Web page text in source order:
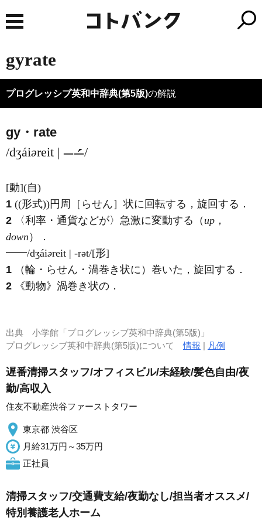
gyrate
プログレッシブ英和中辞典(第5版)の解説
gy・rate
/dʒáiəreit | /
[動](自)
1 ((形式))円周［らせん］状に回転する，旋回する ．
2 〈利率・通貨などが〉急激に変動する（ up ，
down ）
．
━━/dʒáiəreit | -rət/[形]
1 （輪・らせん・渦巻き状に）巻いた，旋回する ．
2
《動物》 渦巻き状の ．
出典 小学館「プログレッシブ英和中辞典(第5版)」
プログレッシブ英和中辞典(第5版)について情報 | 凡例
遅番清掃スタッフ/オフィスビル/未経験/髪色自由/夜
勤/高収入
住友不動産渋谷ファーストタワー
東京都 渋谷区
月給31万円～35万円
正社員
清掃スタッフ/交通費支給/夜勤なし/担当者オススメ/
特別養護老人ホーム